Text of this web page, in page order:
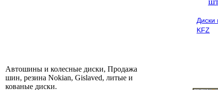
KFZ
Автошины и колесные диски, Продажа
шин, резина Nokian, Gislaved, литые и
кованые диски.